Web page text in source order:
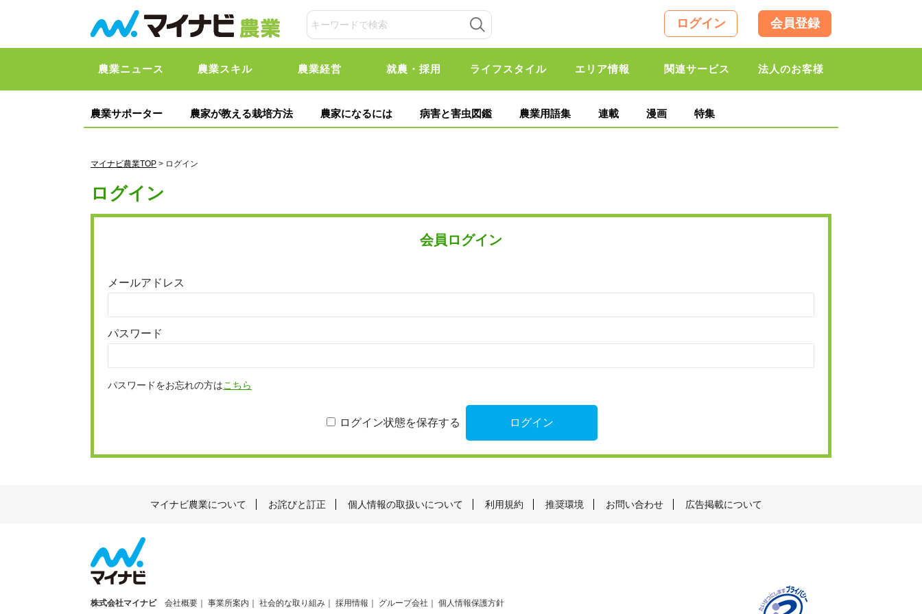
ログイン 会員登録
農業ニュース 農業スキル 農業経営 就農・採用 ライフスタイル エリア情報 関連サービス 法人のお客様
農業サポーター 農家が教える栽培方法 農家になるには 病害と害虫図鑑 農業用語集 連載 漫画 特集
マイナビ農業TOP > ログイン
ログイン
会員ログイン
メールアドレス
パスワード
パスワードをお忘れの方はこちら
ログイン状態を保存する
マイナビ農業について お詫びと訂正 個人情報の取扱いについて 利用規約 推奨環境 お問い合わせ 広告掲載について
株式会社マイナビ 会社概要 事業所案内 社会的な取り組み 採用情報 グループ会社 個人情報保護方針